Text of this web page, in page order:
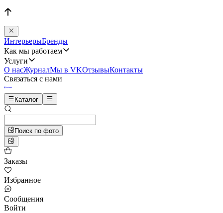
ИнтерьерыБренды
Как мы работаем
Услуги
О насЖурналМы в VKОтзывыКонтакты
Связаться с нами
Каталог
Поиск по фото
Заказы
Избранное
Сообщения
Войти